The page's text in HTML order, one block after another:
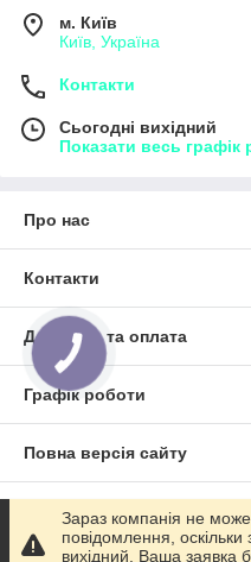
м. Київ
Київ, Україна
Контакти
Сьогодні вихідний
Показати весь графік
Про нас
Контакти
Доставка та оплата
Графік роботи
Повна версія сайту
Сайт створено на
Зараз компанія не
повідомлення, оскільки
вихідний. Ваша заявка
КНОПКА
ЗВ'ЯЗКУ